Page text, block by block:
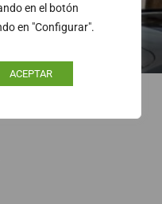
en el botón
en "Configurar".
ACEPTAR
puntos de recarga